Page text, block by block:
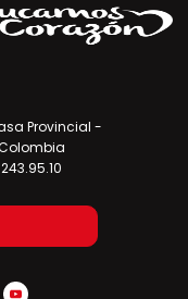
Provincial -